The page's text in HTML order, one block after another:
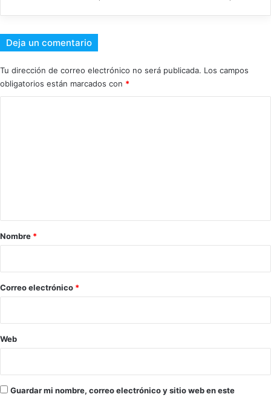
Deja un comentario
Tu dirección de correo electrónico no será publicada. Los campos
obligatorios están marcados con *
r
*
Nombre *
Correo electrónico *
Web
Guardar mi nombre, correo electrónico y sitio web en este